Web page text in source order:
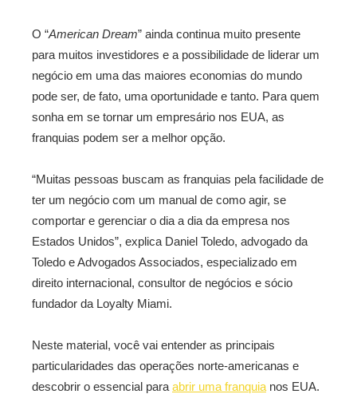
O “American Dream” ainda continua muito presente
para muitos investidores e a possibilidade de liderar um
negócio em uma das maiores economias do mundo
pode ser, de fato, uma oportunidade e tanto. Para quem
sonha em se tornar um empresário nos EUA, as
franquias podem ser a melhor opção.
“Muitas pessoas buscam as franquias pela facilidade de
ter um negócio com um manual de como agir, se
comportar e gerenciar o dia a dia da empresa nos
Estados Unidos”, explica Daniel Toledo, advogado da
Toledo e Advogados Associados, especializado em
direito internacional, consultor de negócios e sócio
fundador da Loyalty Miami.
Neste material, você vai entender as principais
particularidades das operações norte-americanas e
descobrir o essencial para abrir uma franquia nos EUA.